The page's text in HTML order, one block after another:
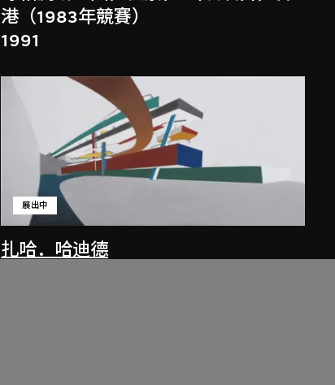
港（1983年競賽）
1991
扎哈．哈迪德
展出中